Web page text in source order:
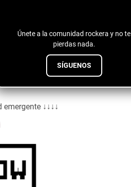
Únete a la comunidad rockera y no te
pierdas nada.
SÍGUENOS
↓↓↓↓